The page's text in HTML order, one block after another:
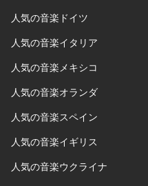
人気の音楽ドイツ
人気の音楽イタリア
人気の音楽メキシコ
人気の音楽オランダ
人気の音楽スペイン
人気の音楽イギリス
人気の音楽ウクライナ